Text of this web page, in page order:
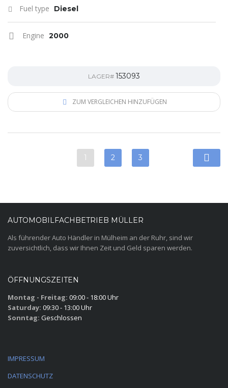
Fuel type Diesel
Engine 2000
LAGER# 153093
ZUM VERGLEICHEN HINZUFÜGEN
1 2 3
AUTOMOBILFACHBETRIEB MÜLLER
Als führender Auto Händler in Mülheim an der Ruhr, sind wir
zuversichtlich, dass wir Ihnen Zeit und Geld sparen werden.
ÖFFNUNGSZEITEN
Montag - Freitag: 09:00 - 18:00 Uhr
Saturday: 09:30 - 13:00 Uhr
Sonntag: Geschlossen
IMPRESSUM
DATENSCHUTZ